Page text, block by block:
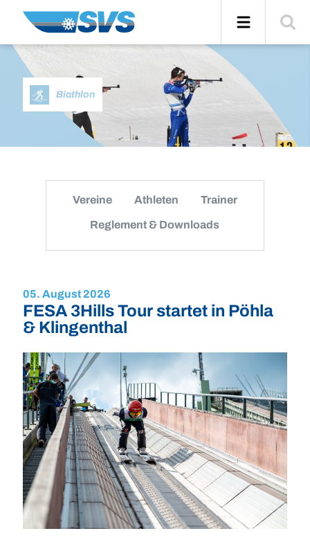
Inhalt
Biathlon
Vereine Athleten Trainer
Reglement & Downloads
05. August 2026
FESA 3Hills Tour startet in Pöhla
& Klingenthal